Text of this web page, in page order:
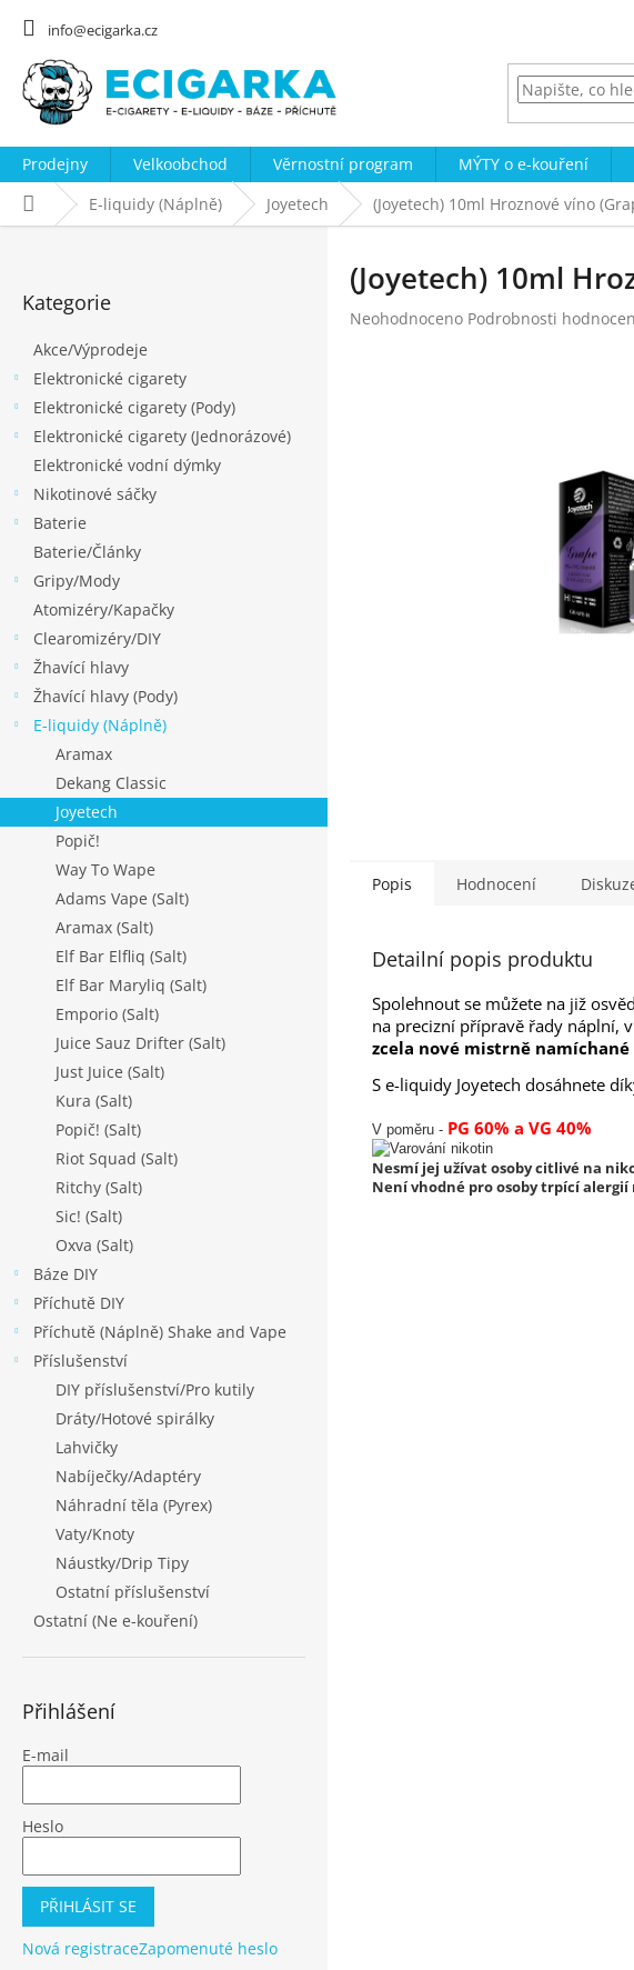
info@ecigarka.cz
Prodejny Velkoobchod Věrnostní program MÝTY o e-kouření
Domů E-liquidy (Náplně) Joyetech (Joyetech) 10ml Hroznové víno
kategorie
Kategorie
Akce/Výprodeje
Elektronické cigarety
Elektronické cigarety (Pody)
Elektronické cigarety (Jednorázové)
Elektronické vodní dýmky
Nikotinové sáčky
Baterie
Baterie/Články
Gripy/Mody
Atomizéry/Kapačky
Clearomizéry/DIY
Žhavící hlavy
Žhavící hlavy (Pody)
E-liquidy (Náplně)
Aramax
Dekang Classic
Joyetech
Popič!
Way To Wape
Adams Vape (Salt)
Aramax (Salt)
Elf Bar Elfliq (Salt)
Elf Bar Maryliq (Salt)
Emporio (Salt)
Juice Sauz Drifter (Salt)
Just Juice (Salt)
Kura (Salt)
Popič! (Salt)
Riot Squad (Salt)
Ritchy (Salt)
Sic! (Salt)
Oxva (Salt)
Báze DIY
Příchutě DIY
Příchutě (Náplně) Shake and Vape
Příslušenství
DIY příslušenství/Pro kutily
Dráty/Hotové spirálky
Lahvičky
Nabíječky/Adaptéry
Náhradní těla (Pyrex)
Vaty/Knoty
Náustky/Drip Tipy
Ostatní příslušenství
Ostatní (Ne e-kouření)
Přihlášení
E-mail
Heslo
PŘIHLÁSIT SE
Nová registraceZapomenuté heslo
(Joyetech) 10ml
Průměrné
Neohodnoceno Podrobnosti
Popis Hodnocení
Detailní popis produktu
Spolehnout se můžete na již
na precizní přípravě řady náplní,
zcela nové mistrně
S e-liquidy Joyetech dosáhnete
V poměru - PG 60% a VG 40%
Nesmí jej užívat osoby citlivé na
Není vhodné pro osoby trpící alergií